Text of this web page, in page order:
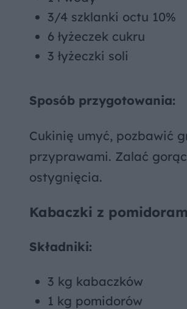
3/4 szklanki octu 10%
6 łyżeczek cukru
3 łyżeczki soli
Sposób przygotowania:
Cukinię umyć, pozbawić
przyprawami. Zalać
ostygnięcia.
Kabaczki z
Składniki:
3 kg kabaczków
1 kg pomidorów